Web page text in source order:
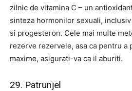
zilnic de vitamina C – un
sinteza hormonilor sexuali,
si progesteron. Cele mai multe
rezerve rezervele, asa ca pentru a
maxime, asigurati-va ca il aburiti.
29. Patrunjel